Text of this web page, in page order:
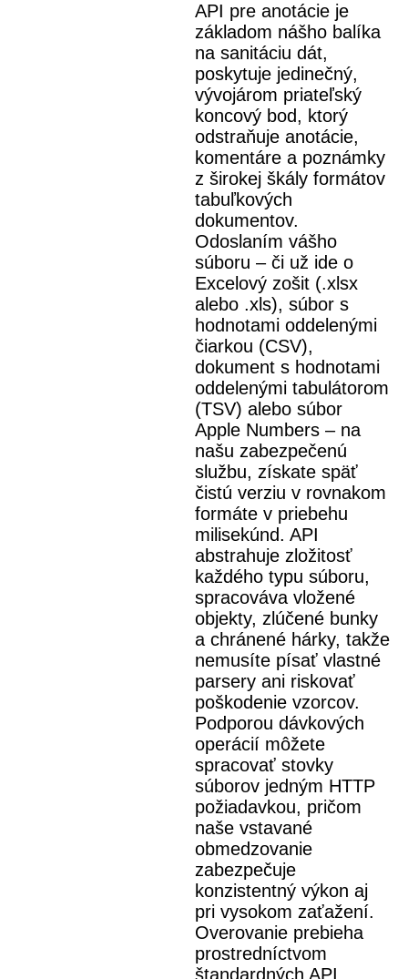
API pre anotácie je
základom nášho balíka
na sanitáciu dát,
poskytuje jedinečný,
vývojárom priateľský
koncový bod, ktorý
odstraňuje anotácie,
komentáre a poznámky
z širokej škály formátov
tabuľkových
dokumentov.
Odoslaním vášho
súboru – či už ide o
Excelový zošit (.xlsx
alebo .xls), súbor s
hodnotami oddelenými
čiarkou (CSV),
dokument s hodnotami
oddelenými tabulátorom
(TSV) alebo súbor
Apple Numbers – na
našu zabezpečenú
službu, získate späť
čistú verziu v rovnakom
formáte v priebehu
milisekúnd. API
abstrahuje zložitosť
každého typu súboru,
spracováva vložené
objekty, zlúčené bunky
a chránené hárky, takže
nemusíte písať vlastné
parsery ani riskovať
poškodenie vzorcov.
Podporou dávkových
operácií môžete
spracovať stovky
súborov jedným HTTP
požiadavkou, pričom
naše vstavané
obmedzovanie
zabezpečuje
konzistentný výkon aj
pri vysokom zaťažení.
Overovanie prebieha
prostredníctvom
štandardných API